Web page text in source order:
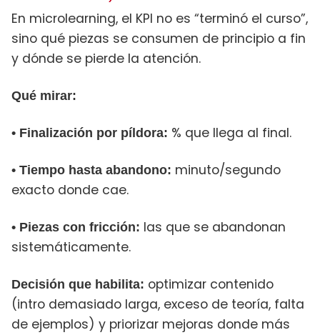
En microlearning, el KPI no es “terminó el curso”,
sino qué piezas se consumen de principio a fin
y dónde se pierde la atención.
Qué mirar:
• Finalización por píldora: % que llega al final.
• Tiempo hasta abandono: minuto/segundo
exacto donde cae.
• Piezas con fricción: las que se abandonan
sistemáticamente.
Decisión que habilita: optimizar contenido
(intro demasiado larga, exceso de teoría, falta
de ejemplos) y priorizar mejoras donde más